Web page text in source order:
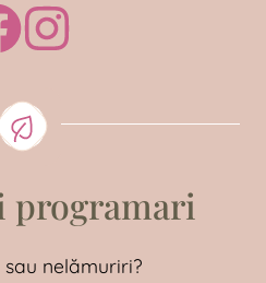
programari
nelămuriri?